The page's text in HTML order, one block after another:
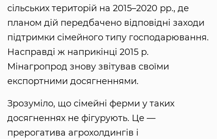
сільських територій на 2015–2020 рр., де
планом дій передбачено відповідні заходи
підтримки сімейного типу господарювання.
Насправді ж наприкінці 2015 р.
Мінагропрод знову звітував своїми
експортними досягненнями.
Зрозуміло, що сімейні ферми у таких
досягненнях не фігурують. Це —
прерогатива агрохолдингів і